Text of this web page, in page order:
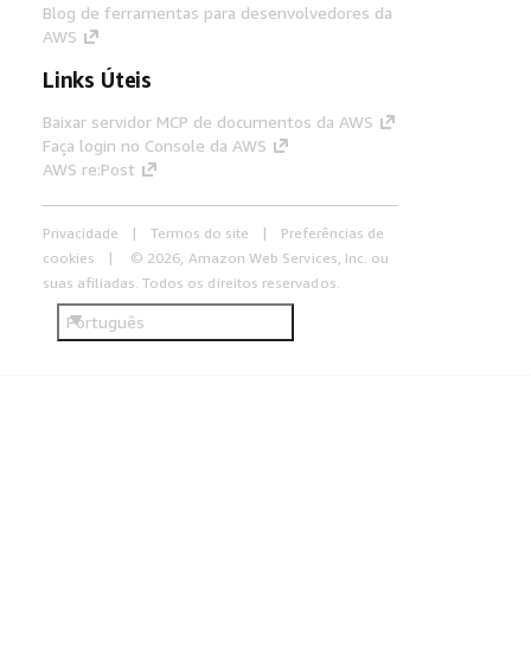
Blog de ferramentas para desenvolvedores da
AWS
Links Úteis
Baixar servidor MCP de documentos da AWS
Faça login no Console da AWS
AWS re:Post
Privacidade Termos do site
Preferências de
cookies
© 2026, Amazon Web Services, Inc. ou
suas afiliadas. Todos os direitos reservados.
Português